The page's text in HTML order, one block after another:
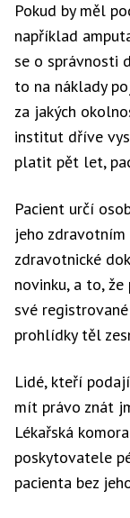
Pokud by měl
například
se o správnosti
to na náklady
za jakých
institut dříve
platit pět let,
Pacient určí
jeho
zdravotnické
novinku, a to,
své
prohlídky těl
Lidé, kteří
mít právo znát
Lékařská
poskytovatele
pacienta bez